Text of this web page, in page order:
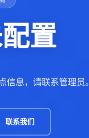
置
息，请联系管理员。
联系我们